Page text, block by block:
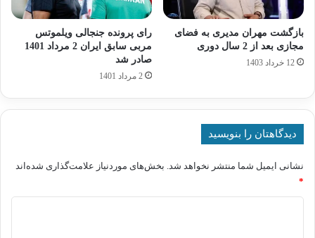
بازگشت مهران مدیری به فضای
مجازی بعد از 2 سال دوری
12 خرداد 1403
رای پرونده جنجالی ویلموتس
مربی سابق ایران 2 مرداد 1401
صادر شد
2 مرداد 1401
دیدگاهتان را بنویسید
نشانی ایمیل شما منتشر نخواهد شد. بخش‌های موردنیاز علامت‌گذاری شده‌اند
*